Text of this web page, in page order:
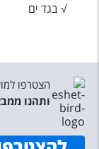
√ בגד ים
הצטרפו
ותהנו